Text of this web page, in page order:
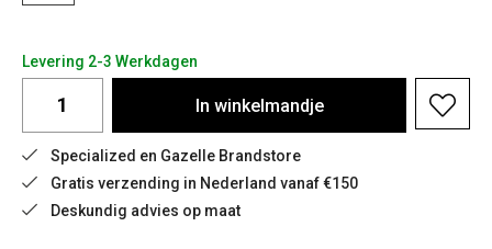
Levering 2-3 Werkdagen
In winkelmandje
Specialized en Gazelle Brandstore
Gratis verzending in Nederland vanaf €150
Deskundig advies op maat